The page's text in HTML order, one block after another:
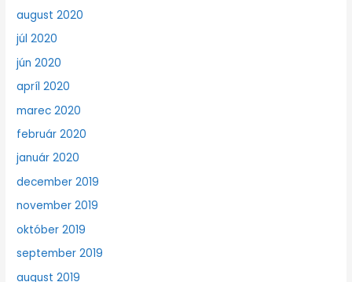
august 2020
júl 2020
jún 2020
apríl 2020
marec 2020
február 2020
január 2020
december 2019
november 2019
október 2019
september 2019
august 2019